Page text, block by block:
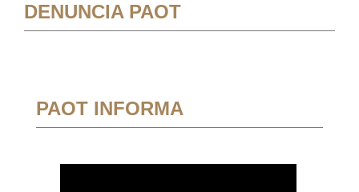
DENUNCIA PAOT
PAOT INFORMA